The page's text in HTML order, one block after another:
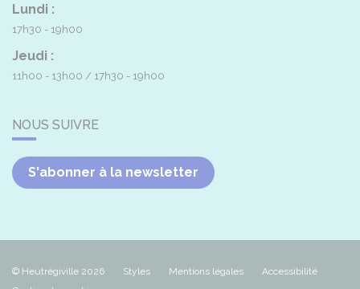
Lundi :
17h30 - 19h00
Jeudi :
11h00 - 13h00 17h30 - 19h00
NOUS SUIVRE
S'abonner à la newsletter
© Heutrégiville 2026 Styles Mentions légales
Accessibilité